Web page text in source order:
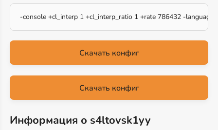
-console +cl_interp 1 +cl_interp_ratio 1 +rate 786432 -
Скачать конфиг
Скачать конфиг
Информация о s4ltovsk1yy